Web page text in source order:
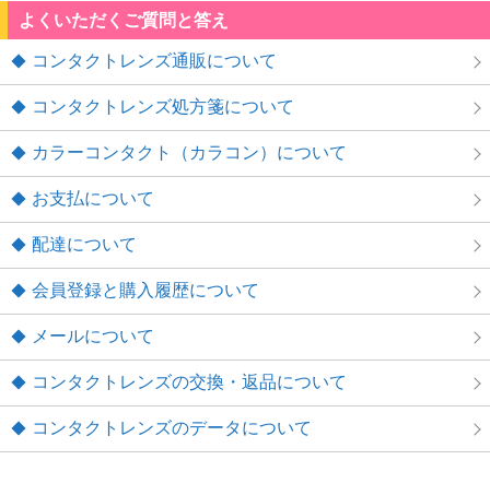
よくいただくご質問と答え
コンタクトレンズ通販について
コンタクトレンズ処方箋について
カラーコンタクト（カラコン）について
お支払について
配達について
会員登録と購入履歴について
メールについて
コンタクトレンズの交換・返品について
コンタクトレンズのデータについて